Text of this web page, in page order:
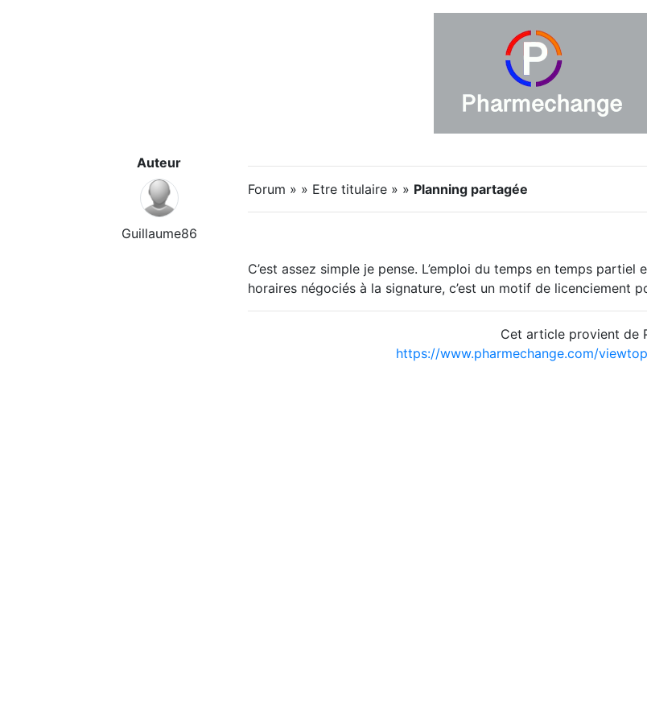
Auteur
Guillaume86
Forum » » Etre titulaire » » Planning partagée
C’est assez simple je pense. L’emploi du temps en temps
horaires négociés à la signature, c’est un motif de licenciement
Cet article provient de
https://www.pharmechange.com/